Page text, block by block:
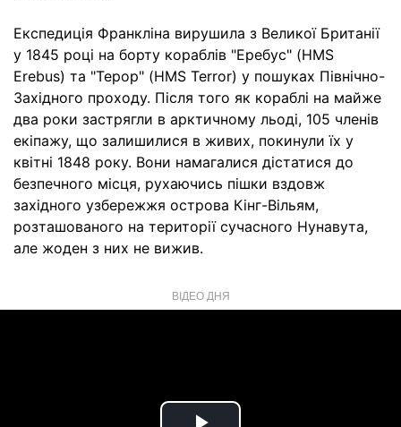
Експедиція Франкліна вирушила з Великої Британії
у 1845 році на борту кораблів "Еребус" (HMS
Erebus) та "Терор" (HMS Terror) у пошуках Північно-
Західного проходу. Після того як кораблі на майже
два роки застрягли в арктичному льоді, 105 членів
екіпажу, що залишилися в живих, покинули їх у
квітні 1848 року. Вони намагалися дістатися до
безпечного місця, рухаючись пішки вздовж
західного узбережжя острова Кінг-Вільям,
розташованого на території сучасного Нунавута,
але жоден з них не вижив.
ВІДЕО ДНЯ